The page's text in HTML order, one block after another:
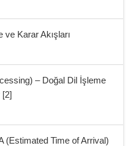
Karar Akışları
– Doğal Dil İşleme
(Estimated Time of Arrival)